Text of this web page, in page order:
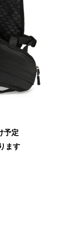
予定
ます